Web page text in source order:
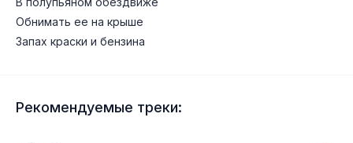
Обнимать ее на крыше
Запах краски и бензина
Рекомендуемые треки: